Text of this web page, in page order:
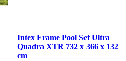
Intex Frame Pool Set Ultra
Quadra XTR 732 x 366 x 132
cm